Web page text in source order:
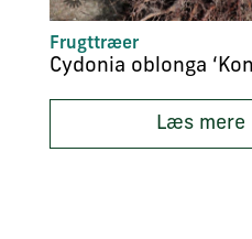
Frugttræer
Læs mere